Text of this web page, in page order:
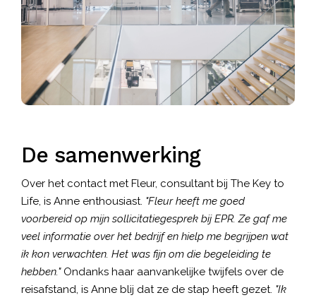
De samenwerking
Over het contact met Fleur, consultant bij The Key to
Life, is Anne enthousiast. "Fleur heeft me goed
voorbereid op mijn sollicitatiegesprek bij EPR. Ze gaf me
veel informatie over het bedrijf en hielp me begrijpen wat
ik kon verwachten. Het was fijn om die begeleiding te
hebben."Ondanks haar aanvankelijke twijfels over de
reisafstand, is Anne blij dat ze de stap heeft gezet. "Ik